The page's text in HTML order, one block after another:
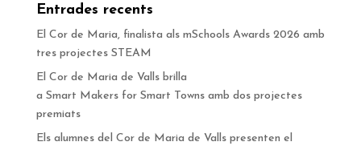
Entrades recents
El Cor de Maria, finalista als mSchools Awards 2026 amb
tres projectes STEAM
El Cor de Maria de Valls brilla
a Smart Makers for Smart Towns amb dos projectes
premiats
Els alumnes del Cor de Maria de Valls presenten el